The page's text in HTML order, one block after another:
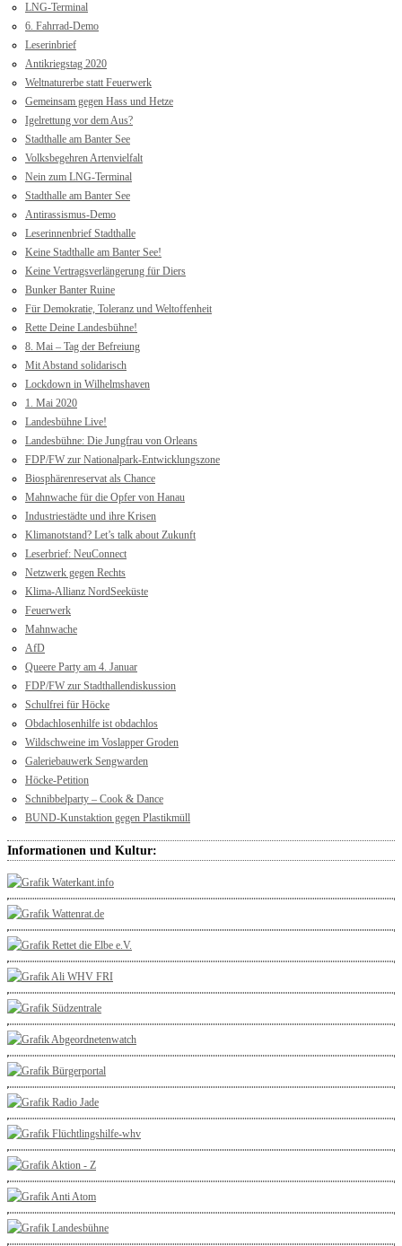
LNG-Terminal
6. Fahrrad-Demo
Leserinbrief
Antikriegstag 2020
Weltnaturerbe statt Feuerwerk
Gemeinsam gegen Hass und Hetze
Igelrettung vor dem Aus?
Stadthalle am Banter See
Volksbegehren Artenvielfalt
Nein zum LNG-Terminal
Stadthalle am Banter See
Antirassismus-Demo
Leserinnenbrief Stadthalle
Keine Stadthalle am Banter See!
Keine Vertragsverlängerung für Diers
Bunker Banter Ruine
Für Demokratie, Toleranz und Weltoffenheit
Rette Deine Landesbühne!
8. Mai – Tag der Befreiung
Mit Abstand solidarisch
Lockdown in Wilhelmshaven
1. Mai 2020
Landesbühne Live!
Landesbühne: Die Jungfrau von Orleans
FDP/FW zur Nationalpark-Entwicklungszone
Biosphärenreservat als Chance
Mahnwache für die Opfer von Hanau
Industriestädte und ihre Krisen
Klimanotstand? Let’s talk about Zukunft
Leserbrief: NeuConnect
Netzwerk gegen Rechts
Klima-Allianz NordSeeküste
Feuerwerk
Mahnwache
AfD
Queere Party am 4. Januar
FDP/FW zur Stadthallendiskussion
Schulfrei für Höcke
Obdachlosenhilfe ist obdachlos
Wildschweine im Voslapper Groden
Galeriebauwerk Sengwarden
Höcke-Petition
Schnibbelparty – Cook & Dance
BUND-Kunstaktion gegen Plastikmüll
Informationen und Kultur: